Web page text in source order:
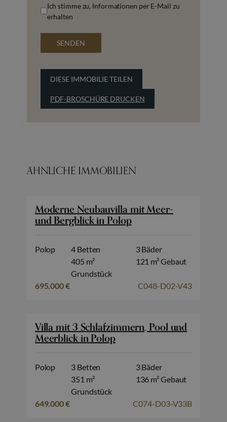
Ich stimme zu, Informationen per E-Mail zu
erhalten
SENDEN
DIESE IMMOBILIE TEILEN
PDF-BROSCHÜRE DRUCKEN
ÄHNLICHE IMMOBILIEN
Moderne Neubauvilla mit Meer-
und Bergblick in Polop
Polop 4 Betten
3 Bäder
405 m²
Grundstück
121 m² Gebaut
695.000 € C048-D02-V43
Villa mit 3 Schlafzimmern, Pool und
Meerblick in Polop
Polop 3 Betten
3 Bäder
351 m²
Grundstück
136 m² Gebaut
649.000 € C074-D03-V33B